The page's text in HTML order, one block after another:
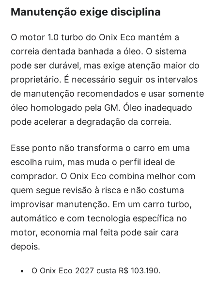
Manutenção exige disciplina
O motor 1.0 turbo do Onix Eco mantém a
correia dentada banhada a óleo. O sistema
pode ser durável, mas exige atenção maior do
proprietário. É necessário seguir os intervalos
de manutenção recomendados e usar somente
óleo homologado pela GM. Óleo inadequado
pode acelerar a degradação da correia.
Esse ponto não transforma o carro em uma
escolha ruim, mas muda o perfil ideal de
comprador. O Onix Eco combina melhor com
quem segue revisão à risca e não costuma
improvisar manutenção. Em um carro turbo,
automático e com tecnologia específica no
motor, economia mal feita pode sair cara
depois.
O Onix Eco 2027 custa R$ 103.190.